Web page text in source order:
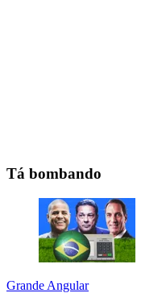
Tá bombando
Grande Angular